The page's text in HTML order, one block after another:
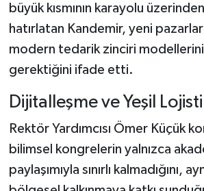
büyük kısmının karayolu
hatırlatan Kandemir, yeni
modern tedarik zinciri
gerektiğini ifade etti.
Dijitalleşme ve Yeşil
Rektör Yardımcısı Ömer Küçük
bilimsel kongrelerin yalnızca
paylaşımıyla sınırlı kalmadığını,